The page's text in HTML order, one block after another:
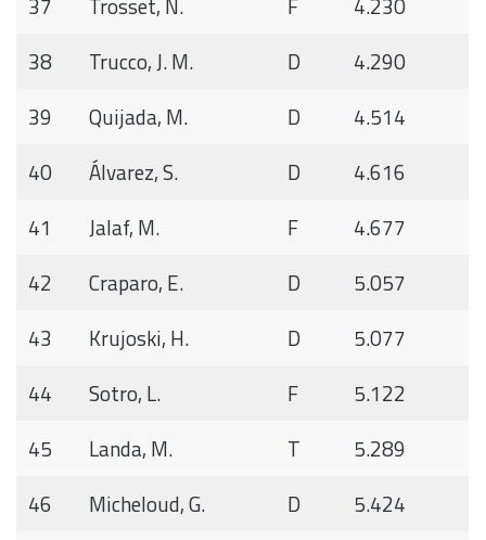
38
Trucco, J. M. D
4.290
39
Quijada, M. D
4.514
40
Álvarez, S. D
4.616
41
Jalaf, M. F
4.677
42
Craparo, E. D
5.057
43
Krujoski, H. D
5.077
44
Sotro, L. F
5.122
45
Landa, M. T
5.289
46
Micheloud, G. D
5.424